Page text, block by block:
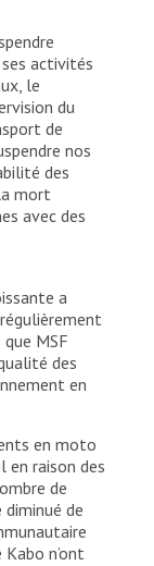
activités
le
du
de
nos
des
mort
avec des
a
MSF
des
en
en moto
en raison des
de
de
n’ont